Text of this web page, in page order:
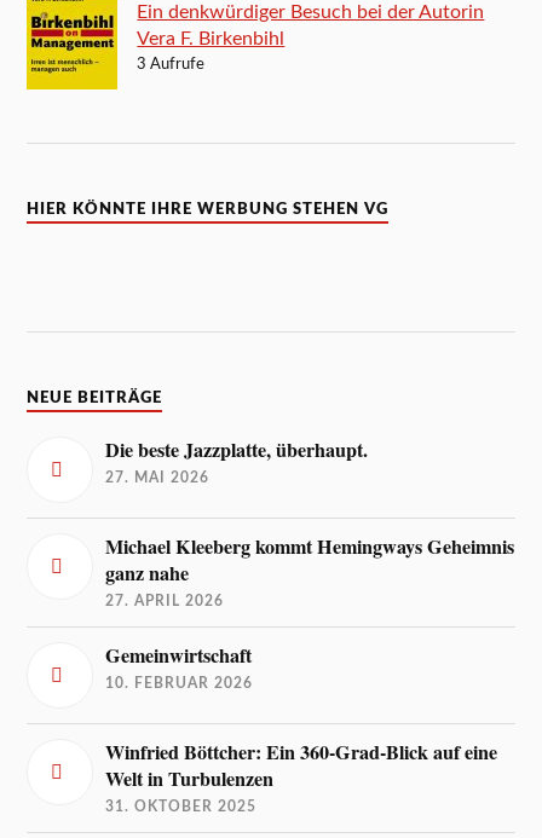
Ein denkwürdiger Besuch bei der Autorin
Vera F. Birkenbihl
3 Aufrufe
HIER KÖNNTE IHRE WERBUNG STEHEN VG
NEUE BEITRÄGE
Die beste Jazzplatte, überhaupt.
27. MAI 2026
Michael Kleeberg kommt Hemingways Geheimnis
ganz nahe
27. APRIL 2026
Gemeinwirtschaft
10. FEBRUAR 2026
Winfried Böttcher: Ein 360-Grad-Blick auf eine
Welt in Turbulenzen
31. OKTOBER 2025